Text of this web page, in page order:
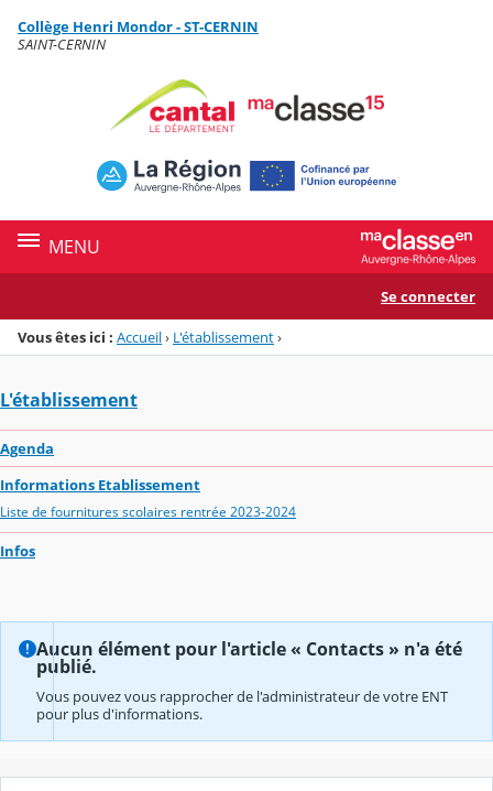
Menu de la rubrique
Contenu
Collège Henri Mondor - ST-CERNIN
SAINT-CERNIN
MENU
Se connecter
Vous êtes ici : Accueil› L'établissement›
L'établissement
Agenda
Informations Etablissement
Liste de fournitures scolaires rentrée 2023-2024
Infos
Aucun élément pour l'article « Contacts » n'a été
publié.
Vous pouvez vous rapprocher de l'administrateur de votre ENT
pour plus d'informations.